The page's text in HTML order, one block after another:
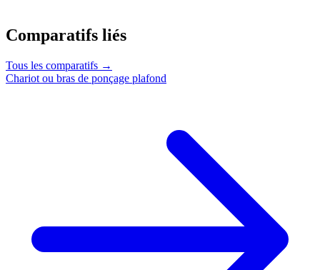
Comparatifs liés
Tous les comparatifs →
Chariot ou bras de ponçage plafond